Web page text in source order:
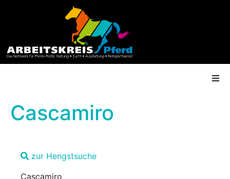
Termine
Cascamiro
zur Hengstsuche
Cascamiro